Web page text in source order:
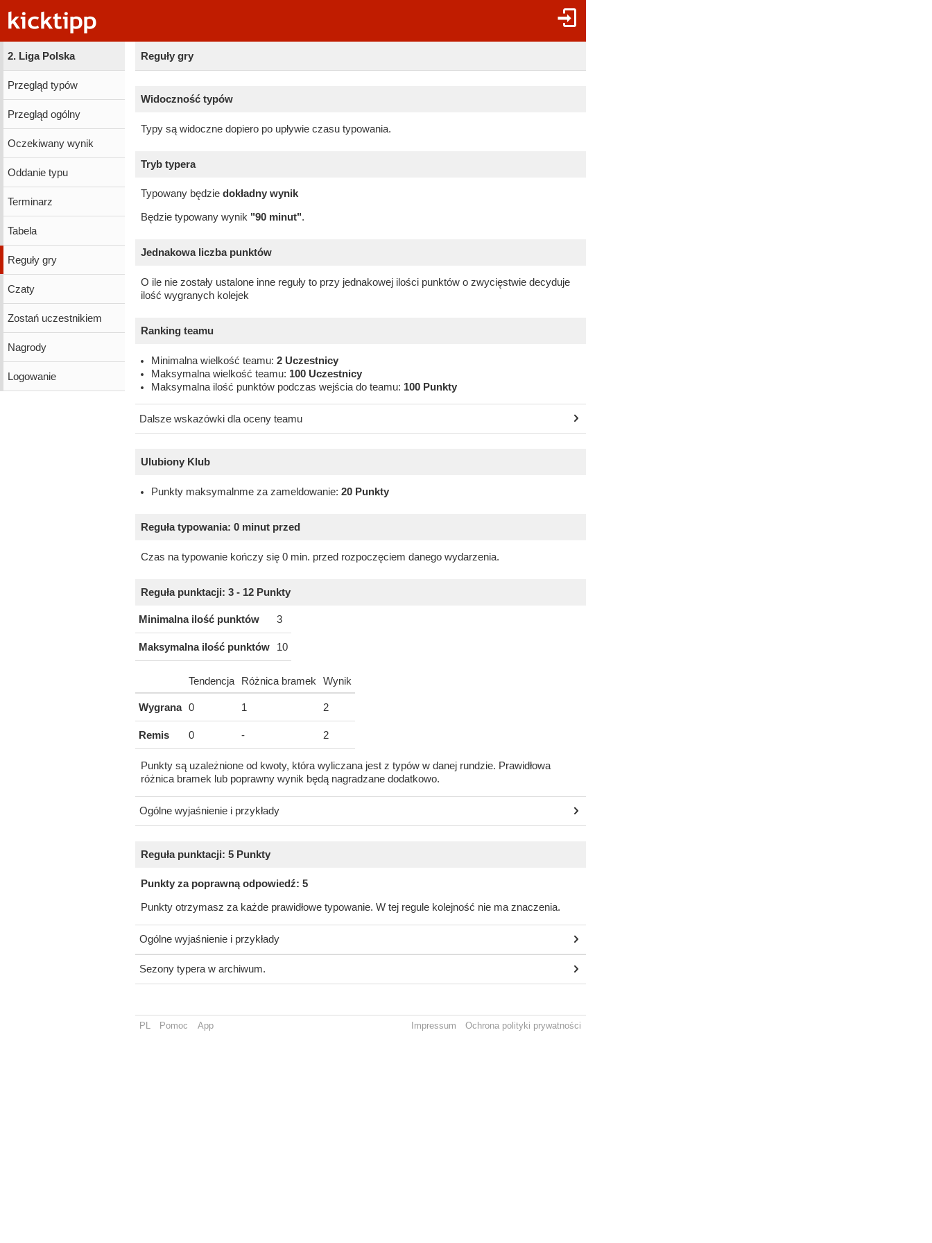
2. Liga Polska
Przegląd typów
Przegląd ogólny
Oczekiwany wynik
Oddanie typu
Terminarz
Tabela
Reguły gry
Czaty
Zostań uczestnikiem
Nagrody
Logowanie
Reguły gry
Widoczność typów
Typy są widoczne dopiero po upływie czasu typowania.
Tryb typera
Typowany będziedokładny wynik
Będzie typowany wynik "90 minut".
Jednakowa liczba punktów
O ile nie zostały ustalone inne reguły to przy jednakowej ilości punktów o zwycięstwie decyduje
ilość wygranych kolejek
Ranking teamu
Minimalna wielkość teamu:2 Uczestnicy
Maksymalna wielkość teamu: 100 Uczestnicy
Maksymalna ilość punktów podczas wejścia do teamu: 100 Punkty
Dalsze wskazówki dla oceny teamu
Ulubiony Klub
Punkty maksymalnme za zameldowanie:20 Punkty
Reguła typowania: 0 minut przed
Czas na typowanie kończy się 0 min. przed rozpoczęciem danego wydarzenia.
Reguła punktacji: 3 - 12 Punkty
Minimalna ilość punktów 3
Maksymalna ilość punktów 10
Tendencja Różnica bramek Wynik
Wygrana 0 1 2
Remis 0 - 2
Punkty są uzależnione od kwoty, która wyliczana jest z typów w danej rundzie. Prawidłowa
różnica bramek lub poprawny wynik będą nagradzane dodatkowo.
Ogólne wyjaśnienie i przykłady
Reguła punktacji: 5 Punkty
Punkty za poprawną odpowiedź: 5
Punkty otrzymasz za każde prawidłowe typowanie. W tej regule kolejność nie ma znaczenia.
Ogólne wyjaśnienie i przykłady
Sezony typera w archiwum.
PL Pomoc App Impressum Ochrona polityki prywatności